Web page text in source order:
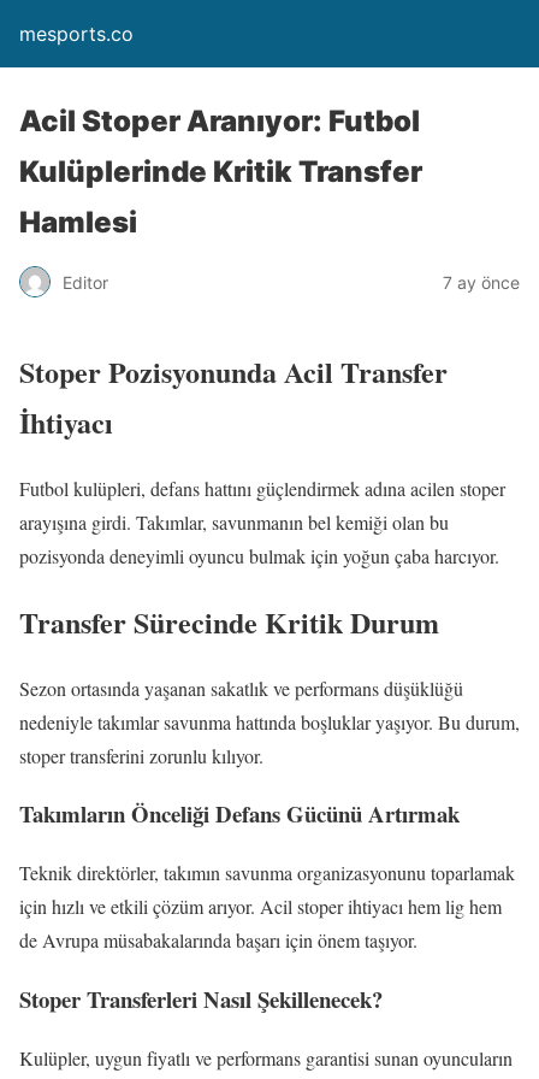
mesports.co
Acil Stoper Aranıyor: Futbol
Kulüplerinde Kritik Transfer
Hamlesi
Editor 7 ay önce
Stoper Pozisyonunda Acil Transfer
İhtiyacı
Futbol kulüpleri, defans hattını güçlendirmek adına acilen stoper
arayışına girdi. Takımlar, savunmanın bel kemiği olan bu
pozisyonda deneyimli oyuncu bulmak için yoğun çaba harcıyor.
Transfer Sürecinde Kritik Durum
Sezon ortasında yaşanan sakatlık ve performans düşüklüğü
nedeniyle takımlar savunma hattında boşluklar yaşıyor. Bu durum,
stoper transferini zorunlu kılıyor.
Takımların Önceliği Defans Gücünü Artırmak
Teknik direktörler, takımın savunma organizasyonunu toparlamak
için hızlı ve etkili çözüm arıyor. Acil stoper ihtiyacı hem lig hem
de Avrupa müsabakalarında başarı için önem taşıyor.
Stoper Transferleri Nasıl Şekillenecek?
Kulüpler, uygun fiyatlı ve performans garantisi sunan oyuncuların